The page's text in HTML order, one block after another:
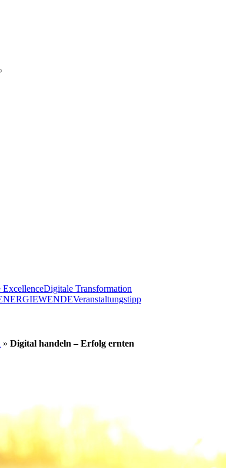
Digitale Transformation
Veranstaltungstipp
» Digital handeln – Erfolg ernten